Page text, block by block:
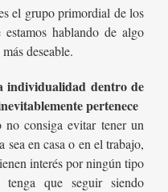
el grupo primordial de los
hablando de algo
deseable.
individualidad dentro de
pertenece
no consiga evitar tener un
en casa o en el trabajo,
interés por ningún tipo
tenga que seguir siendo